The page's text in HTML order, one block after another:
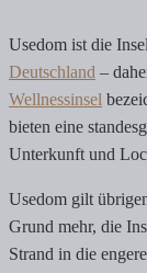
Usedom ist die
Deutschland –
Wellnessinsel
bieten eine
Unterkunft und
Usedom gilt
Grund mehr, die
Strand in die